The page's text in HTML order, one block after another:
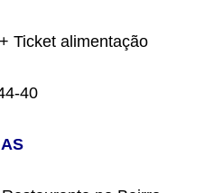
+ Ticket alimentação
40